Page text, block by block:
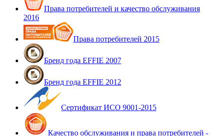
Права потребителей и качество обслуживания
2016
Права потребителей 2015
Бренд года EFFIE 2007
Бренд года EFFIE 2012
Сертификат ИСО 9001-2015
Качество обслуживания и права потребителей -